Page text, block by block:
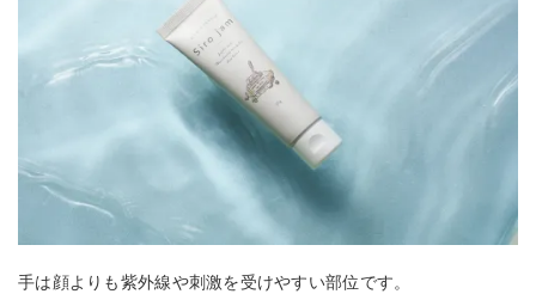
手は顔よりも紫外線や刺激を受けやすい部位です。